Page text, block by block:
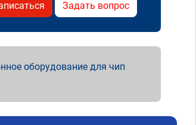
Задать вопрос
оборудование для чип